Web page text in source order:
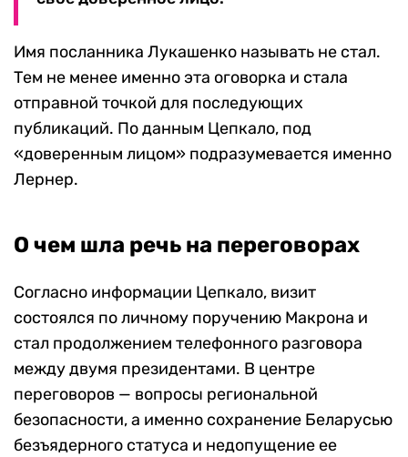
Имя посланника Лукашенко называть не стал.
Тем не менее именно эта оговорка и стала
отправной точкой для последующих
публикаций. По данным Цепкало, под
«доверенным лицом» подразумевается именно
Лернер.
О чем шла речь на переговорах
Согласно информации Цепкало, визит
состоялся по личному поручению Макрона и
стал продолжением телефонного разговора
между двумя президентами. В центре
переговоров — вопросы региональной
безопасности, а именно сохранение Беларусью
безъядерного статуса и недопущение ее